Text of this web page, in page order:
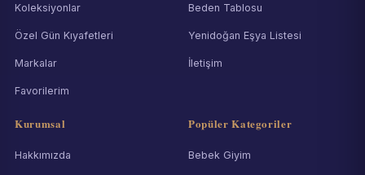
Koleksiyonlar
Özel Gün Kıyafetleri
Markalar
Favorilerim
Beden Tablosu
Yenidoğan Eşya Listesi
İletişim
Kurumsal
Hakkımızda
Popüler Kategoriler
Bebek Giyim